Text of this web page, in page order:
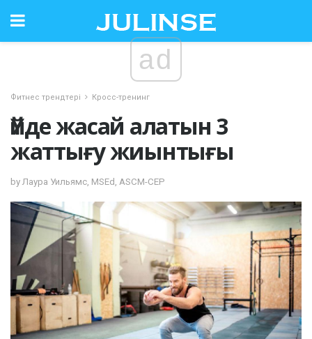
ad
Фитнес трендтері Кросс-тренинг
Үйде жасай алатын 3
жаттығу жиынтығы
by Лаура Уильямс, MSEd, ASCM-CEP